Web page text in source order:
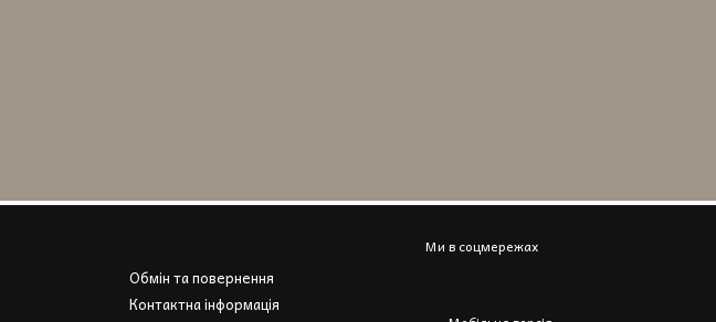
Обмін та повернення
Контактна інформація
Ми в соцмережах